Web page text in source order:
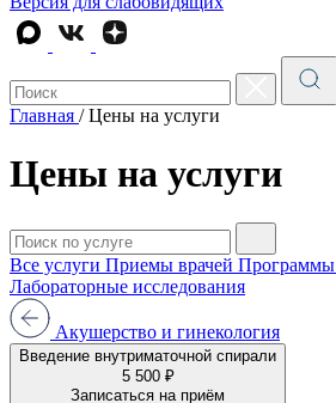
Главная / Цены на услуги
Цены на услуги
Все услуги Приемы врачей Программы
Лабораторные исследования
Акушерство и гинекология
Введение внутриматочной спирали
5 500 ₽
Записаться на приём